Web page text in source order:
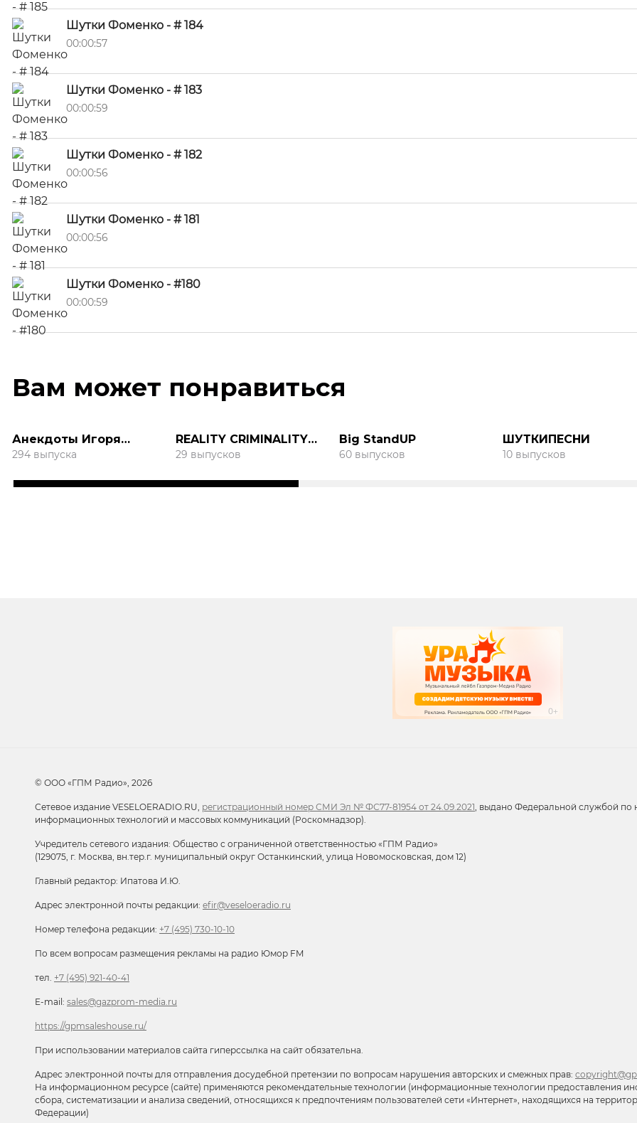
Шутки Фоменко - # 184
00:00:57
Шутки Фоменко - # 183
00:00:59
Шутки Фоменко - # 182
00:00:56
Шутки Фоменко - # 181
00:00:56
Шутки Фоменко - #180
00:00:59
Вам может понравиться
Анекдоты Игоря
Маменко
294 выпуска
REALITY CRIMINALITY /
Реалити
Криминалити
29 выпусков
Big StandUP
60 выпусков
ШУТКИПЕСНИ
10 выпусков
© ООО «ГПМ Радио», 2026
Сетевое издание VESELOERADIO.RU, регистрационный номер СМИ Эл № ФС77-81954 от 24.09.2021, выдано Федеральной службой по
информационных технологий и массовых коммуникаций (Роскомнадзор).
Учредитель сетевого издания: Общество с ограниченной ответственностью «ГПМ Радио»
(129075, г. Москва, вн.тер.г. муниципальный округ Останкинский, улица Новомосковская, дом 12)
Главный редактор: Ипатова И.Ю.
Адрес электронной почты редакции: efir@veseloeradio.ru
Номер телефона редакции: +7 (495) 730-10-10
По всем вопросам размещения рекламы на радио Юмор FM
тел. +7 (495) 921-40-41
E-mail: sales@gazprom-media.ru
https://gpmsaleshouse.ru/
При использовании материалов сайта гиперссылка на сайт обязательна.
Адрес электронной почты для отправления досудебной претензии по вопросам нарушения авторских и смежных прав:
На информационном ресурсе (сайте) применяются рекомендательные технологии (информационные технологии предоставления
сбора, систематизации и анализа сведений, относящихся к предпочтениям пользователей сети «Интернет», находящихся на
Федерации)